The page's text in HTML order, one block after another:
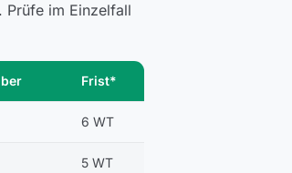
Prüfe im Einzelfall
Frist*
6 WT
5 WT